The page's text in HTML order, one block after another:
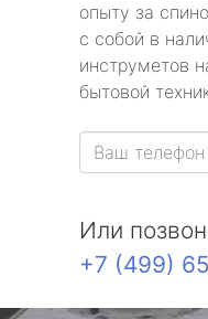
опыту за
с собой в
инструметов
бытовой
Или
+7 (499)